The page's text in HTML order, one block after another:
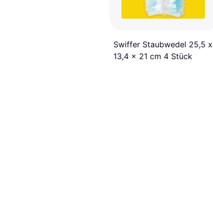
Swiffer Staubwedel 25,5 x
13,4 x 21 cm 4 Stück